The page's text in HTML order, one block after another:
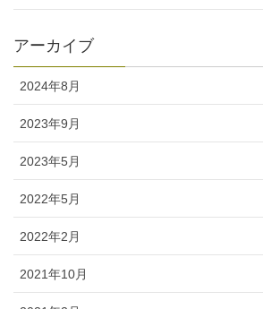
アーカイブ
2024年8月
2023年9月
2023年5月
2022年5月
2022年2月
2021年10月